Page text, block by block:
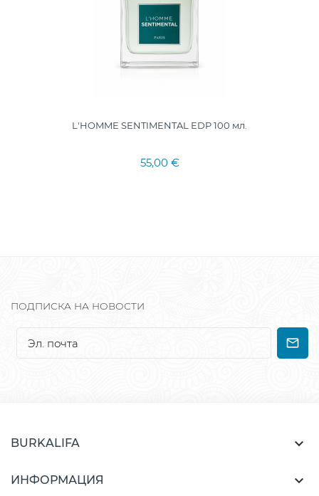
L'HOMME SENTIMENTAL EDP 100 мл.
55,00 €
ПОДПИСКА НА НОВОСТИ
BURKALIFA 
ИНФОРМАЦИЯ 